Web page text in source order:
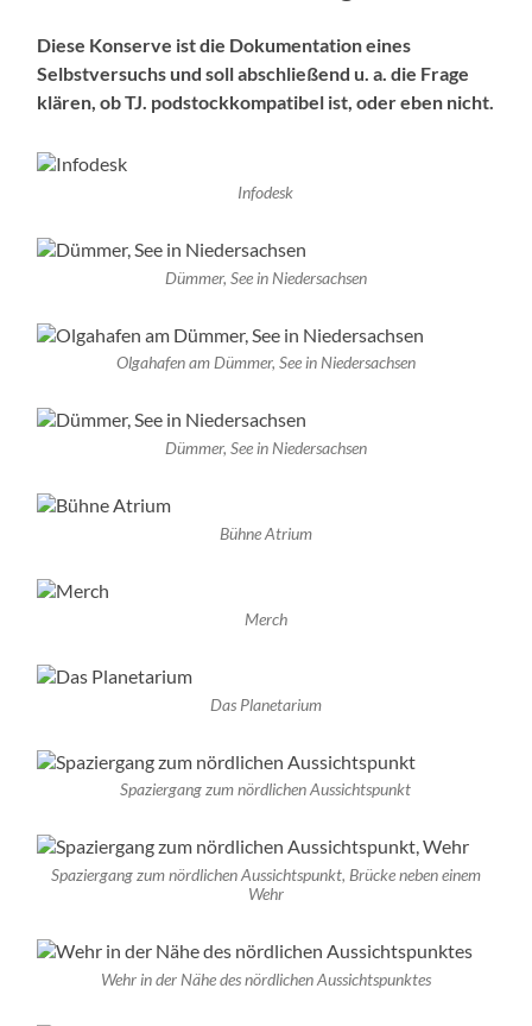
Diese Konserve ist die Dokumentation eines
Selbstversuchs und soll abschließend u. a. die Frage
klären, ob TJ. podstockkompatibel ist, oder eben nicht.
Infodesk
Dümmer, See in Niedersachsen
Olgahafen am Dümmer, See in Niedersachsen
Dümmer, See in Niedersachsen
Bühne Atrium
Merch
Das Planetarium
Spaziergang zum nördlichen Aussichtspunkt
Spaziergang zum nördlichen Aussichtspunkt, Brücke neben einem
Wehr
Wehr in der Nähe des nördlichen Aussichtspunktes